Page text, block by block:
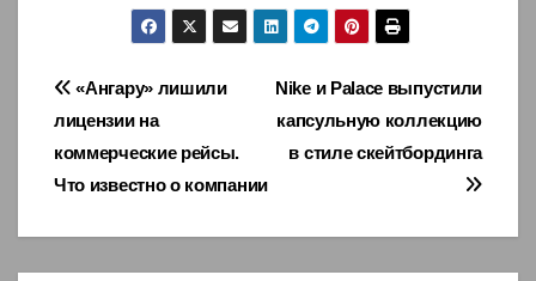
Навигация
по
записям
Nike и Palace выпустили
капсульную коллекцию
в стиле скейтбординга
«Ангару» лишили
лицензии на
коммерческие рейсы.
Что известно о компании